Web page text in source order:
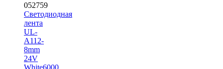
052759
Светодиодная
лента
UL-
A112-
8mm
24V
White6000